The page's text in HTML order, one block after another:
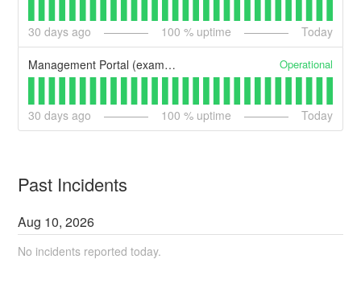
30 days ago 100 % uptime Today
Management Portal (example) Operational
30 days ago 100 % uptime Today
Past Incidents
Aug 10,2026
No incidents reported today.